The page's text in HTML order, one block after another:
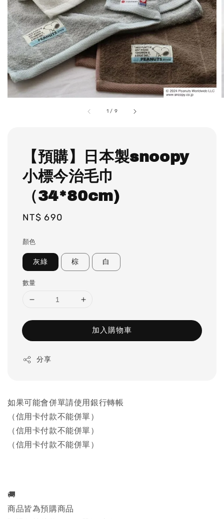
1 / 9
【預購】日本製snoopy
小標今治毛巾
（34*80cm)
Regular
NT$ 690
顏色
灰綠 棕 白
數量
加入購物車
分享
如果可能會併單請使用銀行轉帳
（信用卡付款不能併單）
（信用卡付款不能併單）
（信用卡付款不能併單）
🚚
商品皆為預購商品